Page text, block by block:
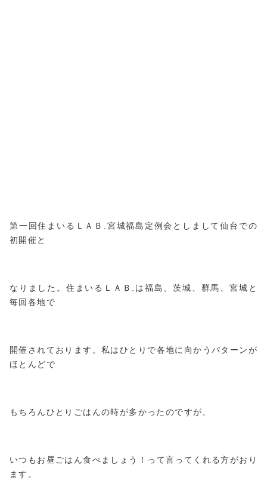
第一回住まいるＬＡＢ.宮城福島定例会としまして仙台での
初開催と
なりました。住まいるＬＡＢ.は福島、茨城、群馬、宮城と
毎回各地で
開催されております。私はひとりで各地に向かうパターンが
ほとんどで
もちろんひとりごはんの時が多かったのですが、
いつもお昼ごはん食べましょう！って言ってくれる方がおり
ます。